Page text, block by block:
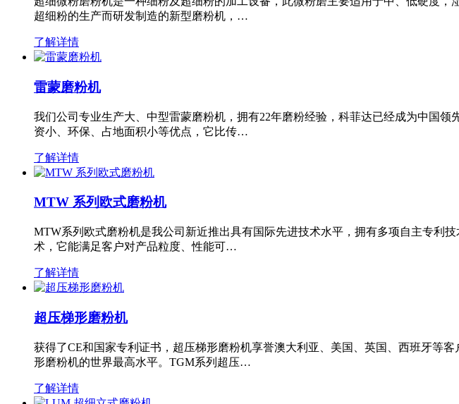
超细粉的生产而研发制造的新型磨粉机，…
了解详情
雷蒙磨粉机
我们公司专业生产大、中型雷蒙磨粉机，拥有22年磨粉经验，科菲达已经成为中国
资小、环保、占地面积小等优点，它比传…
了解详情
MTW 系列欧式磨粉机
MTW系列欧式磨粉机是我公司新近推出具有国际先进技术水平，拥有多项自主专利
术，它能满足客户对产品粒度、性能可…
了解详情
超压梯形磨粉机
获得了CE和国家专利证书，超压梯形磨粉机享誉澳大利亚、美国、英国、西班牙等
形磨粉机的世界最高水平。TGM系列超压…
了解详情